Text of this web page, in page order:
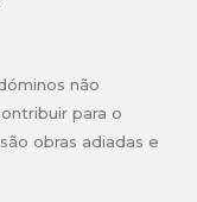
não
para o
obras adiadas e